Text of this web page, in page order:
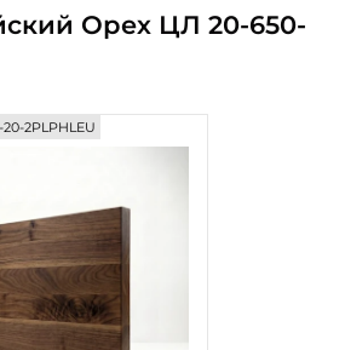
Орех ЦЛ 20-650-
2PLPHLEU